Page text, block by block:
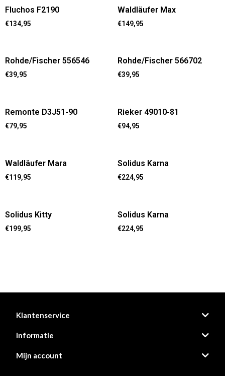
Fluchos F2190
€134,95
Waldläufer Max
€149,95
Rohde/Fischer 556546
€39,95
Rohde/Fischer 566702
€39,95
Remonte D3J51-90
€79,95
Rieker 49010-81
€94,95
Waldläufer Mara
€119,95
Solidus Karna
€224,95
Solidus Kitty
€199,95
Solidus Karna
€224,95
Klantenservice
Informatie
Mijn account